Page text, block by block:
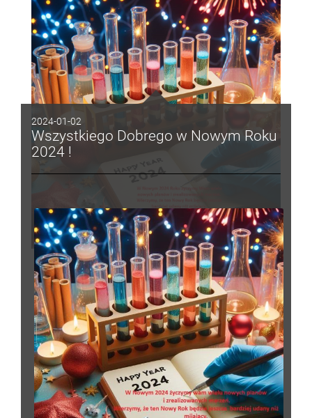
2024-01-02
Wszystkiego Dobrego w Nowym Roku
2024 !